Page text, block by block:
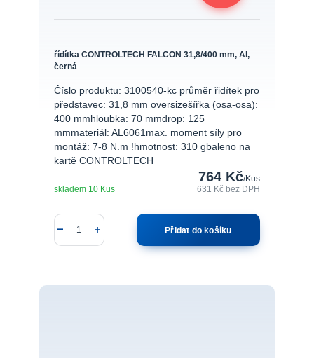
řídítka CONTROLTECH FALCON 31,8/400 mm, Al,
černá
Číslo produktu: 3100540-kc průměr řidítek pro
představec: 31,8 mm oversizešířka (osa-osa):
400 mmhloubka: 70 mmdrop: 125
mmmateriál: AL6061max. moment síly pro
montáž: 7-8 N.m !hmotnost: 310 gbaleno na
kartě CONTROLTECH
764 Kč/Kus
631 Kčbez DPH
skladem 10 Kus
Přidat do košíku